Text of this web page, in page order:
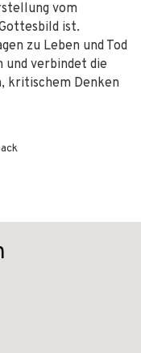
vom
ist.
zu Leben und Tod
verbindet die
kritischem Denken